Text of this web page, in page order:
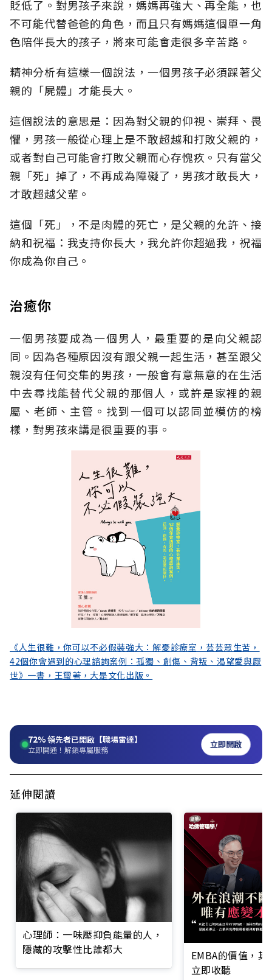
貶低了。對男孩子來說，媽媽再強大、再全能，也
不可能代替爸爸的角色，而且只有媽媽這個單一角
色陪伴長大的孩子，將來可能會走很多辛苦路。
精神分析有這樣一個說法，一個男孩子必須踩著父
親的「屍體」才能長大。
這個說法的意思是：因為對父親的仰視、崇拜、畏
懼，男孩一般從心理上是不敢超越和打敗父親的，
或者對自己可能會打敗父親而心存愧疚。只有當父
親「死」掉了，不再成為障礙了，男孩才敢長大，
才敢超越父輩。
這個「死」，不是肉體的死亡，是父親的允許、接
納和祝福：我支持你長大，我允許你超過我，祝福
你成為你自己。
治癒你
一個男孩要成為一個男人，最重要的是向父親認
同。因為各種原因沒有跟父親一起生活，甚至跟父
親沒有任何交集的男孩，一般會有意無意的在生活
中去尋找能替代父親的那個人，或許是家裡的親
屬、老師、主管。找到一個可以認同並模仿的榜
樣，對男孩來講是很重要的事。
《人生很難，你可以不必假裝強大：解憂診療室，芸芸眾生苦，
42個你會遇到的心理諮詢案例：孤獨、創傷、背叛、渴望愛與厭
世》一書，王璽著，大是文化出版。
72%領先者已開啟【職場雷達】
立即開通！解鎖專屬服務 立即開啟
延伸閱讀
心理師：一味壓抑負能量的人，
隱藏的攻擊性比誰都大
EMBA的價值，
立即收聽